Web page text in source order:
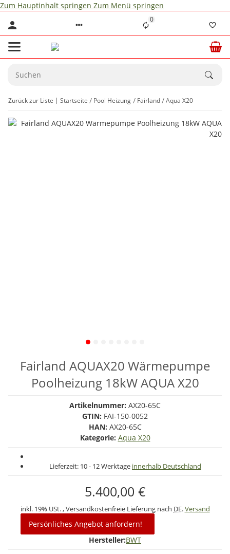
Zum Hauptinhalt springen Zum Menü springen
0
Zurück zur Liste Startseite Pool Heizung Fairland Aqua X20
Fairland AQUAX20 Wärmepumpe
Poolheizung 18kW AQUA X20
Artikelnummer: AX20-65C
GTIN: FAI-150-0052
HAN: AX20-65C
Kategorie: Aqua X20
Lieferzeit: 10 - 12 Werktage innerhalb Deutschland
5.400,00 €
inkl. 19% USt. , Versandkostenfreie Lieferung nach DE.Versand
Persönliches Angebot anfordern!
Hersteller:BWT